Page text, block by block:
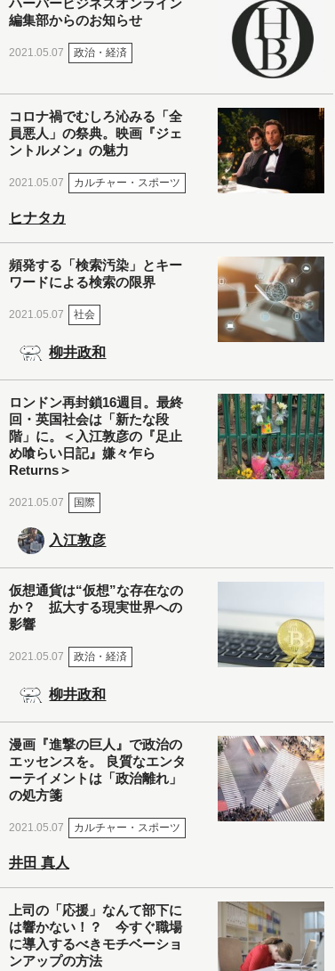
ハーバービジネスオンライン
編集部からのお知らせ
2021.05.07 政治・経済
コロナ禍でむしろ沁みる「全
員悪人」の祭典。映画『ジェ
ントルメン』の魅力
2021.05.07 カルチャー・スポーツ
ヒナタカ
頻発する「検索汚染」とキー
ワードによる検索の限界
2021.05.07 社会
柳井政和
ロンドン再封鎖16週目。最終
回・英国社会は「新たな段
階」に。＜入江敦彦の『足止
め喰らい日記』嫌々乍ら
Returns＞
2021.05.07 国際
入江敦彦
仮想通貨は“仮想”な存在なの
か？ 拡大する現実世界への
影響
2021.05.07 政治・経済
柳井政和
漫画『進撃の巨人』で政治の
エッセンスを。 良質なエンタ
ーテイメントは「政治離れ」
の処方箋
2021.05.07 カルチャー・スポーツ
井田 真人
上司の「応援」なんて部下に
は響かない！？ 今すぐ職場
に導入するべきモチベーショ
ンアップの方法